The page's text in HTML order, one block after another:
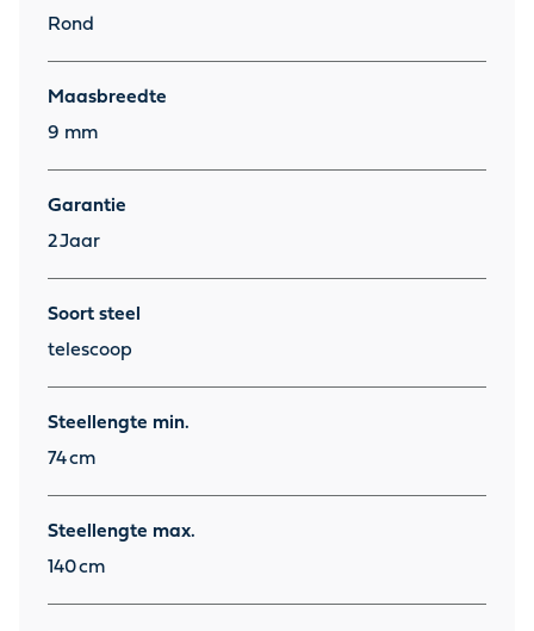
Rond
Maasbreedte
9 mm
Garantie
2Jaar
Soort steel
telescoop
Steellengte min.
74cm
Steellengte max.
140cm